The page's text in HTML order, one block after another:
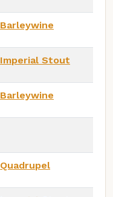
Barleywine
Imperial Stout
Barleywine
Quadrupel